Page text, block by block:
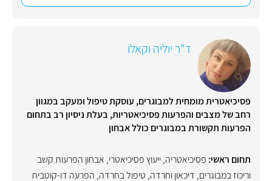
ד"ר יוליה וקאלו
פסיכיאטרית מומחית למבוגרים, עוסקת טיפול ומעקב במגוון
רחב של מצבים והפרעות פסיכיאטריות, בעלת ניסיון רב בתחום
הפרעות תקשורת במבוגרים כולל אבחון
תחום ראשי: פסיכיאטריה,ייעוץ פסיכיאטרי, אבחון הפרעות קשב
וריכוז במבוגרים, דיכאון וחרדה, טיפול בחרדה, הפרעה דו-קוטבית